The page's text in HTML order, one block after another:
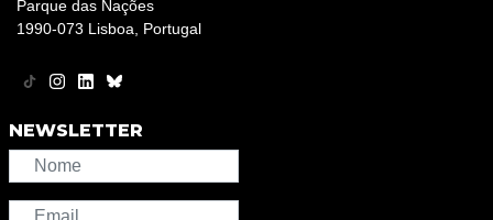
Parque das Nações
1990-073 Lisboa, Portugal
NEWSLETTER